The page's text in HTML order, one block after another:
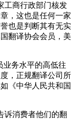
工商行政部门核发
，这也是任何一家
也是判断其有无实
翻译协会会员，美
业务水平的高低往
，正规翻译公司所
《中华人民共和国
诉消费者他们的翻